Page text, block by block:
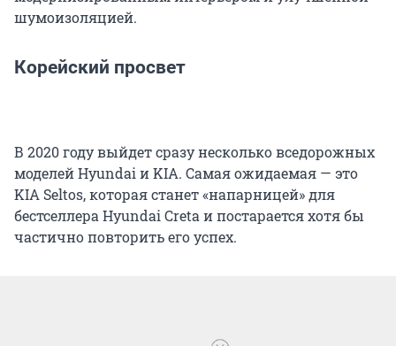
шумоизоляцией.
Корейский просвет
В 2020 году выйдет сразу несколько вседорожных
моделей Hyundai и KIA. Самая ожидаемая — это
KIA Seltos, которая станет «напарницей» для
бестселлера Hyundai Creta и постарается хотя бы
частично повторить его успех.